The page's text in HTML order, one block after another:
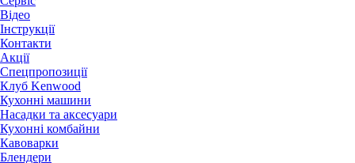
Відео
Інструкції
Контакти
Акції
Спецпропозиції
Клуб Kenwood
Кухонні машини
Насадки та аксесуари
Кухонні комбайни
Кавоварки
Блендери